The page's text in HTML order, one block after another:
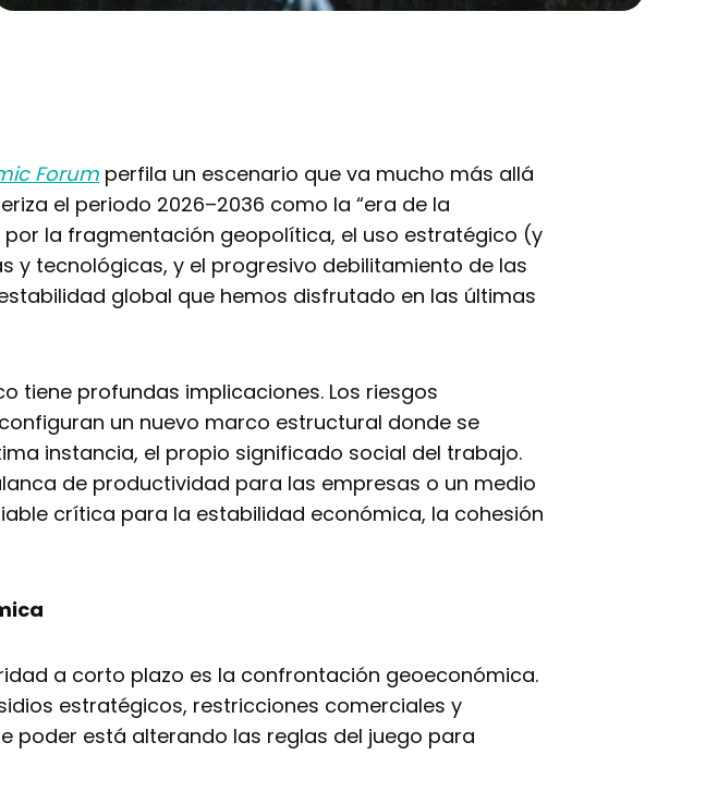
Forum perfila un escenario que va mucho más allá
el periodo 2026–2036 como la “era de la
la fragmentación geopolítica, el uso estratégico (y
tecnológicas, y el progresivo debilitamiento de las
global que hemos disfrutado en las últimas
tiene profundas implicaciones. Los riesgos
un nuevo marco estructural donde se
instancia, el propio significado social del trabajo.
de productividad para las empresas o un medio
crítica para la estabilidad económica, la cohesión
a corto plazo es la confrontación geoeconómica.
estratégicos, restricciones comerciales y
poder está alterando las reglas del juego para